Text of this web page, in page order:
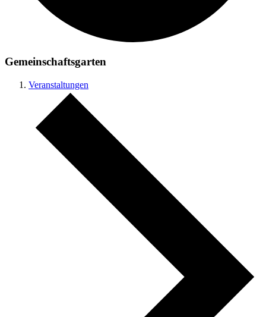
Gemeinschaftsgarten
Veranstaltungen